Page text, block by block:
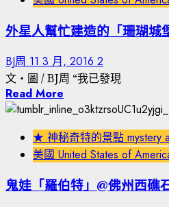
外星人幫忙建造的「珊瑚城
BJ周 11 3 月, 2016 2
文‧圖 / BJ周 “我已發現
Read More
★ 神秘奇特的景點 mystery
美國 United States of
鬼娃「羅伯特」@佛州西礁